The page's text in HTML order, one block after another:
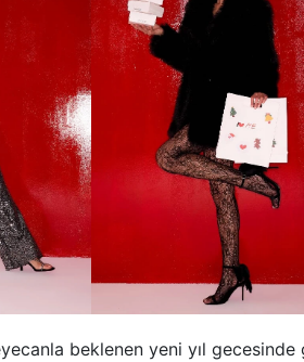
beklenen yeni yıl